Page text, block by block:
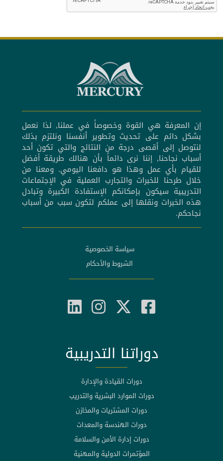
إن المعرفة هي القوة وخصوصاً في عملنا, لذا نعمل
بشكل دائم على تحديث وتطوير أنفسنا ونلتزم بذلك
لنتوصل إلى أقصى درجة من النتائج والتي تكون أحد
أسباب نجاحنا, إننا نرى دائماً بأن هنالك طريقة أفضل
للقيام بأي عمل وهذا هو دافعنا اليومي. ومعنا من
خلال طرحنا للخبرات والتجارب العملية في الإجتماعات
التدريبية سيكون بإمكانكم الإستفادة الكبيرة وتبادل
هذه الخبرات ونقلها إلى عملكم لتكون سبب من أسباب
نجاحكم.
سياسة الخصوصية
الشروط والأحكام
دوراتنا التدريبية
دورات القيادة والإدارة
دورات الموارد البشرية والتدريب
دورات المشتريات والمخازن
دورات الهندسة والمعدات
دورات إدارة الأمن والسلامة
المؤتمرات الدولية والمهنية